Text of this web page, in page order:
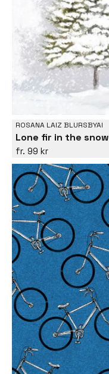
ROSANA LAIZ BLURSBYAI
Lone fir in the snow
99 kr